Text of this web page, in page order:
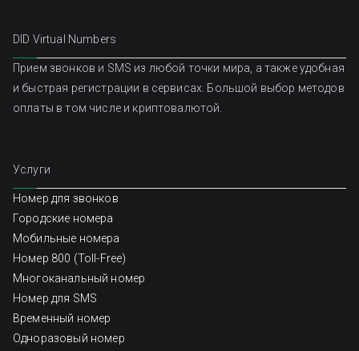
DID Virtual Numbers
Прием звонков и SMS из любой точки мира, а также удобная
и быстрая регистрации в сервисах. Большой выбор методов
оплаты в том числе и криптовалютой.
Услуги
Номер для звонков
Городские номера
Мобильные номера
Номер 800 (Toll-Free)
Многоканальный номер
Номер для SMS
Временный номер
Одноразовый номер